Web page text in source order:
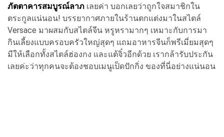
ภัตตาคารสมบูรณ์ลาภ เลยค่า บอกเลยว่าถูกใจสมาชิกใน
ตระกูลแน่นอน! บรรยากาศภายในร้านตกแต่งมาในสไตล์
Versace มาผสมกับสไตล์จีน หรูหรามากๆ เหมาะกับการมา
กินเลี้ยงแบบครอบครัวใหญ่สุดๆ แถมอาหารจีนก็พรีเมี่ยมสุดๆ
มีให้เลือกทั้งสไตล์ฮ่องกง และแต้จิ๋วอีกด้วย เรากล้ารับประกัน
เลยค่ะว่าทุกคนจะต้องชอบเมนูเป็ดปักกิ่ง ของที่นี่อย่างแน่นอน